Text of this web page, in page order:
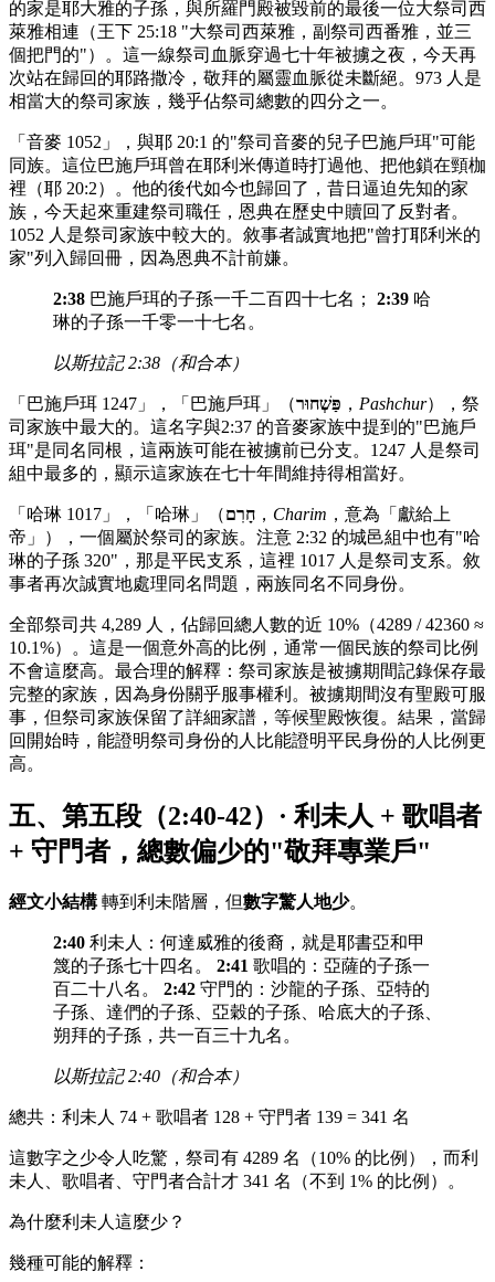
的家是耶大雅的子孫，與所羅門殿被毀前的最後一位大祭司西
萊雅相連（王下 25:18 "大祭司西萊雅，副祭司西番雅，並三
個把門的"）。這一線祭司血脈穿過七十年被擄之夜，今天再
次站在歸回的耶路撒冷，敬拜的屬靈血脈從未斷絕。973 人是
相當大的祭司家族，幾乎佔祭司總數的四分之一。
「音麥 1052」，與耶 20:1 的"祭司音麥的兒子巴施戶珥"可能
同族。這位巴施戶珥曾在耶利米傳道時打過他、把他鎖在頸枷
裡（耶 20:2）。他的後代如今也歸回了，昔日逼迫先知的家
族，今天起來重建祭司職任，恩典在歷史中贖回了反對者。
1052 人是祭司家族中較大的。敘事者誠實地把"曾打耶利米的
家"列入歸回冊，因為恩典不計前嫌。
2:38 巴施戶珥的子孫一千二百四十七名； 2:39 哈
琳的子孫一千零一十七名。
以斯拉記 2:38（和合本）
「巴施戶珥 1247」，「巴施戶珥」（פַּשְׁחוּר ， Pashchur），祭
司家族中最大的。這名字與2:37 的音麥家族中提到的"巴施戶
珥"是同名同根，這兩族可能在被擄前已分支。1247 人是祭司
組中最多的，顯示這家族在七十年間維持得相當好。
「哈琳 1017」，「哈琳」（חָרִם ， Charim ，意為「獻給上
帝」），一個屬於祭司的家族。注意 2:32 的城邑組中也有"哈
琳的子孫 320"，那是平民支系，這裡 1017 人是祭司支系。敘
事者再次誠實地處理同名問題，兩族同名不同身份。
全部祭司共 4,289 人，佔歸回總人數的近 10%（4289 / 42360 ≈
10.1%）。這是一個意外高的比例，通常一個民族的祭司比例
不會這麼高。最合理的解釋：祭司家族是被擄期間記錄保存最
完整的家族，因為身份關乎服事權利。被擄期間沒有聖殿可服
事，但祭司家族保留了詳細家譜，等候聖殿恢復。結果，當歸
回開始時，能證明祭司身份的人比能證明平民身份的人比例更
高。
五、第五段（2:40-42）· 利未人 + 歌唱者
+ 守門者，總數偏少的"敬拜專業戶"
經文小結構轉到利未階層，但數字驚人地少。
2:40 利未人：何達威雅的後裔，就是耶書亞和甲
篾的子孫七十四名。 2:41 歌唱的：亞薩的子孫一
百二十八名。 2:42 守門的：沙龍的子孫、亞特的
子孫、達們的子孫、亞穀的子孫、哈底大的子孫、
朔拜的子孫，共一百三十九名。
以斯拉記 2:40（和合本）
總共：利未人 74 + 歌唱者 128 + 守門者 139 = 341 名
這數字之少令人吃驚，祭司有 4289 名（10% 的比例），而利
未人、歌唱者、守門者合計才 341 名（不到 1% 的比例）。
為什麼利未人這麼少？
幾種可能的解釋：